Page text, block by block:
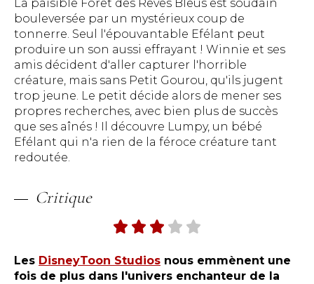
La paisible Forêt des Rêves Bleus est soudain
bouleversée par un mystérieux coup de
tonnerre. Seul l'épouvantable Efélant peut
produire un son aussi effrayant ! Winnie et ses
amis décident d'aller capturer l'horrible
créature, mais sans Petit Gourou, qu'ils jugent
trop jeune. Le petit décide alors de mener ses
propres recherches, avec bien plus de succès
que ses aînés ! Il découvre Lumpy, un bébé
Efélant qui n'a rien de la féroce créature tant
redoutée.
Critique
Les DisneyToon Studios nous emmènent une
fois de plus dans l'univers enchanteur de la